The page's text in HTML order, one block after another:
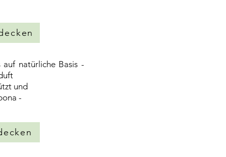
auf natürliche Basis -
und
-